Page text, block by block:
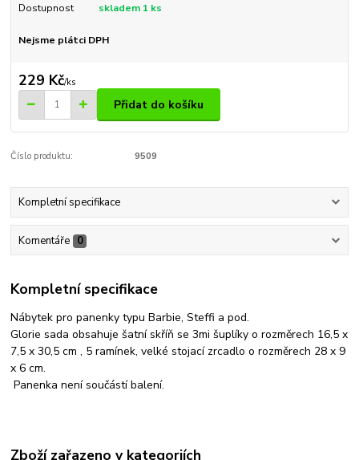
Dostupnost skladem 1 ks
Nejsme plátci DPH
229 Kč/ks
Přidat do košíku
Číslo produktu: 9509
Kompletní specifikace
Komentáře 0
Kompletní specifikace
Nábytek pro panenky typu Barbie, Steffi a pod.
Glorie sada obsahuje šatní skříň se 3mi šuplíky o rozměrech 16,5 x
7,5 x 30,5 cm , 5 ramínek, velké stojací zrcadlo o rozměrech 28 x 9
x 6 cm.
Panenka není součástí balení.
Zboží zařazeno v kategoriích